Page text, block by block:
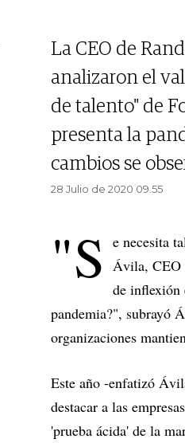
La CEO de
analizaron el
de talento" de
presenta la
cambios se
28 Julio de 2020 09.55
"S e necesita
Ávila, CEO
de inflexión
pandemia?", subrayó
organizaciones
Este año -enfatizó
destacar a las
'prueba ácida' de la